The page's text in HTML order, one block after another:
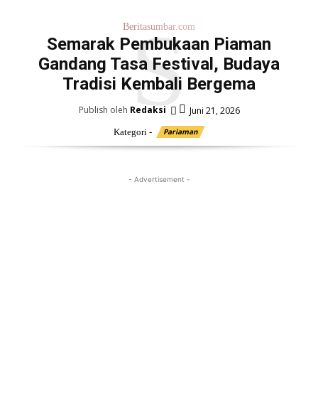
Beritasumbar.com
Semarak Pembukaan Piaman
Gandang Tasa Festival, Budaya
Tradisi Kembali Bergema
S
Publish oleh Redaksi Juni 21, 2026
Kategori - Pariaman
- Advertisement -